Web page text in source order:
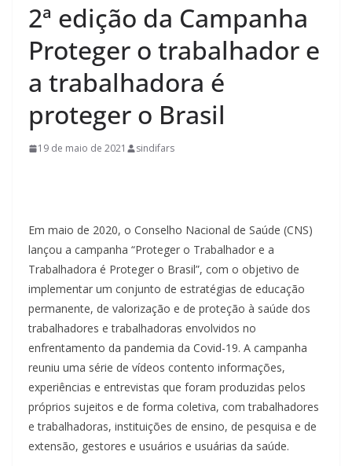
2ª edição da Campanha
Proteger o trabalhador e
a trabalhadora é
proteger o Brasil
19 de maio de 2021 sindifars
Em maio de 2020, o Conselho Nacional de Saúde (CNS)
lançou a campanha “Proteger o Trabalhador e a
Trabalhadora é Proteger o Brasil”, com o objetivo de
implementar um conjunto de estratégias de educação
permanente, de valorização e de proteção à saúde dos
trabalhadores e trabalhadoras envolvidos no
enfrentamento da pandemia da Covid-19. A campanha
reuniu uma série de vídeos contento informações,
experiências e entrevistas que foram produzidas pelos
próprios sujeitos e de forma coletiva, com trabalhadores
e trabalhadoras, instituições de ensino, de pesquisa e de
extensão, gestores e usuários e usuárias da saúde.